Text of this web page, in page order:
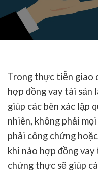
Trong thực tiễn giao
hợp đồng vay tài sản
giúp các bên xác lập
nhiên, không phải
phải công chứng
khi nào hợp đồng
chứng thực sẽ giúp